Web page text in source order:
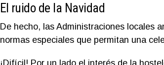
El ruido de la Navidad
De hecho, las Administraciones locales
normas especiales que permitan una